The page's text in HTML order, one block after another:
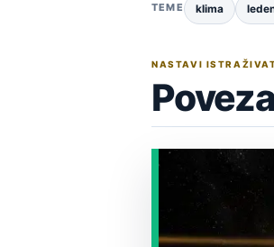
TEME klima
NASTAVI